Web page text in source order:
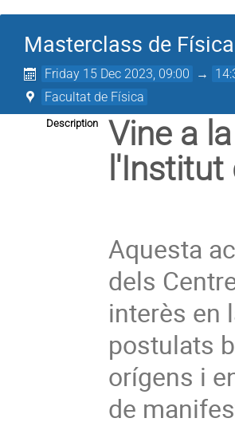
Masterclass de
Friday 15 Dec 2023, 09:00 →
Facultat de Física
Description
Vine a
l'Institut
Aquesta
dels
interès en
postulats
orígens i
de